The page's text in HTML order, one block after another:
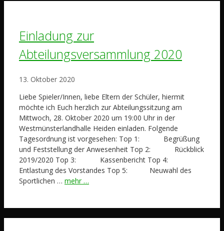
Einladung zur
Abteilungsversammlung 2020
13. Oktober 2020
Liebe Spieler/Innen, liebe Eltern der Schüler, hiermit
möchte ich Euch herzlich zur Abteilungssitzung am
Mittwoch, 28. Oktober 2020 um 19:00 Uhr in der
Westmünsterlandhalle Heiden einladen. Folgende
Tagesordnung ist vorgesehen: Top 1: Begrüßung
und Feststellung der Anwesenheit Top 2: Rückblick
2019/2020 Top 3: Kassenbericht Top 4:
Entlastung des Vorstandes Top 5: Neuwahl des
Sportlichen … mehr …